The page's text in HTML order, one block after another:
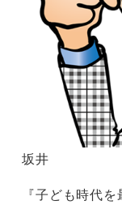
坂井
『子ども時代